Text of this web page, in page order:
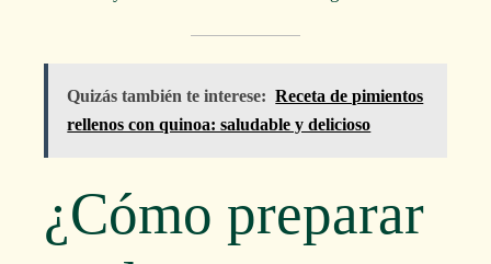
Quizás también te interese: Receta de pimientos
rellenos con quinoa: saludable y delicioso
¿Cómo preparar